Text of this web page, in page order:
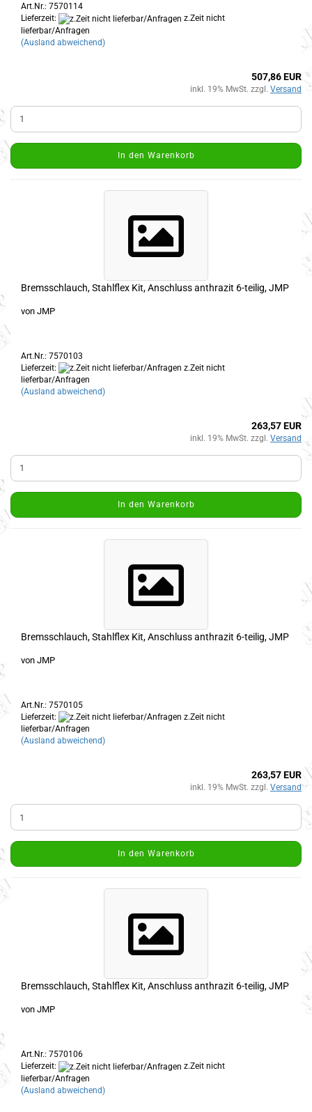
Art.Nr.: 7570114
Lieferzeit:
z.Zeit nicht
lieferbar/Anfragen
(Ausland abweichend)
507,86 EUR
inkl. 19% MwSt. zzgl. Versand
In den Warenkorb
Bremsschlauch, Stahlflex Kit, Anschluss anthrazit 6-teilig, JMP
von JMP
Art.Nr.: 7570103
Lieferzeit:
z.Zeit nicht
lieferbar/Anfragen
(Ausland abweichend)
263,57 EUR
inkl. 19% MwSt. zzgl. Versand
In den Warenkorb
Bremsschlauch, Stahlflex Kit, Anschluss anthrazit 6-teilig, JMP
von JMP
Art.Nr.: 7570105
Lieferzeit:
z.Zeit nicht
lieferbar/Anfragen
(Ausland abweichend)
263,57 EUR
inkl. 19% MwSt. zzgl. Versand
In den Warenkorb
Bremsschlauch, Stahlflex Kit, Anschluss anthrazit 6-teilig, JMP
von JMP
Art.Nr.: 7570106
Lieferzeit:
z.Zeit nicht
lieferbar/Anfragen
(Ausland abweichend)